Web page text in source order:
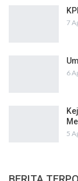
7
6
5